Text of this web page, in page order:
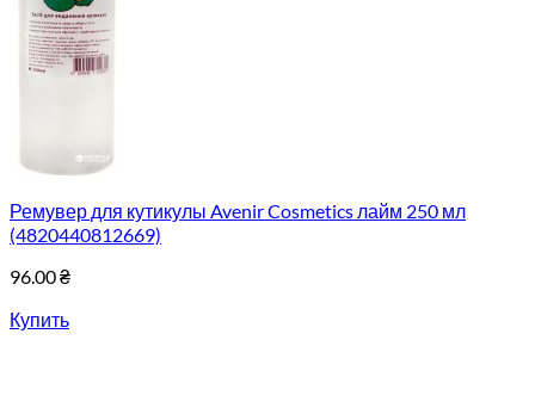
Ремувер для кутикулы Avenir Cosmetics лайм 250 мл
(4820440812669)
96.00₴
Купить